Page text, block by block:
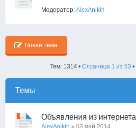
Модератор: AlexAnikin
Новая тема
Тем: 1314 • Страница 1 из 53 •
Темы
Объявления из интернета
AlexAnikin » 03 май 2014